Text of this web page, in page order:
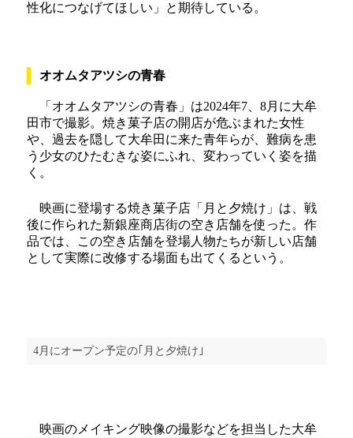
性化につなげてほしい」と期待している。
オオムタアツシの青春
「オオムタアツシの青春」は2024年7、8月に大牟
田市で撮影。焼き菓子店の開店が危ぶまれた女性
や、過去を隠して大牟田に来た青年らが、難病を患
う少女のひたむきな姿にふれ、変わっていく姿を描
く。
映画に登場する焼き菓子店「月と夕焼け」は、戦
後に作られた新銀座商店街の空き店舗を使った。作
品では、この空き店舗を登場人物たちが新しい店舗
として実際に改修する場面も出てくるという。
4月にオープン予定の｢月と夕焼け｣
映画のメイキング映像の撮影などを担当した大牟